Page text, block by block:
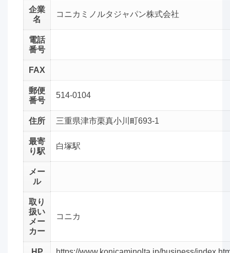
企業
名
コニカミノルタジャパン株式会社
電話
番号
FAX
郵便
番号
514-0104
住所 三重県津市栗真小川町693-1
最寄
り駅
白塚駅
メー
ル
取り
扱い
メー
カー
コニカ